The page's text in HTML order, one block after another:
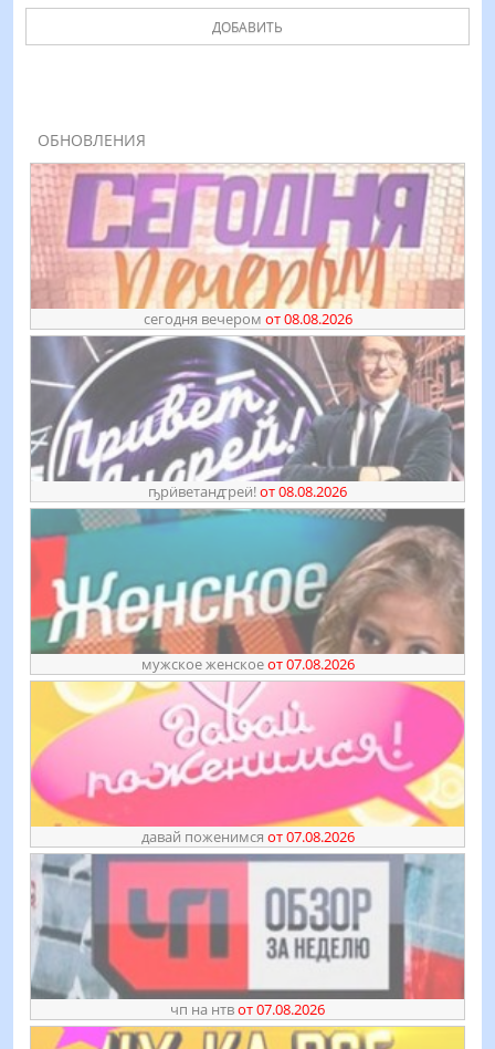
ДОБАВИТЬ
ОБНОВЛЕНИЯ
сегодня вечером от 08.08.2026
ҧрӥветанꙣреӥ!от 08.08.2026
мужское женскоеот 07.08.2026
давай поженимся от 07.08.2026
чп на нтвот 07.08.2026